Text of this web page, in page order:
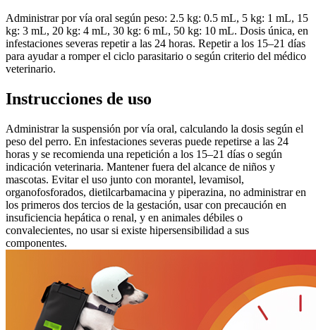
Administrar por vía oral según peso: 2.5 kg: 0.5 mL, 5 kg: 1 mL, 15
kg: 3 mL, 20 kg: 4 mL, 30 kg: 6 mL, 50 kg: 10 mL. Dosis única, en
infestaciones severas repetir a las 24 horas. Repetir a los 15–21 días
para ayudar a romper el ciclo parasitario o según criterio del médico
veterinario.
Instrucciones de uso
Administrar la suspensión por vía oral, calculando la dosis según el
peso del perro. En infestaciones severas puede repetirse a las 24
horas y se recomienda una repetición a los 15–21 días o según
indicación veterinaria. Mantener fuera del alcance de niños y
mascotas. Evitar el uso junto con morantel, levamisol,
organofosforados, dietilcarbamacina y piperazina, no administrar en
los primeros dos tercios de la gestación, usar con precaución en
insuficiencia hepática o renal, y en animales débiles o
convalecientes, no usar si existe hipersensibilidad a sus
componentes.